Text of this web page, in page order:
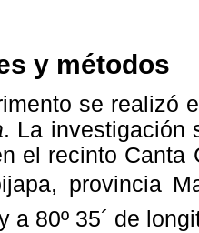
y métodos
se realizó
. La investigación
el recinto Canta
provincia
a 80º 35´ de